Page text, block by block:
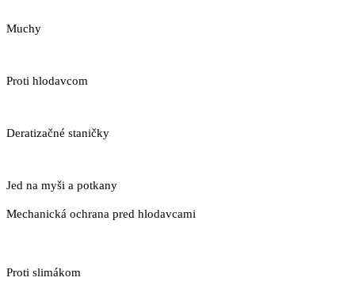
Muchy
Proti hlodavcom
Deratizačné staničky
Jed na myši a potkany
Mechanická ochrana pred hlodavcami
Proti slimákom